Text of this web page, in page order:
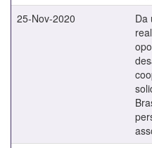
25-Nov-2020
Da